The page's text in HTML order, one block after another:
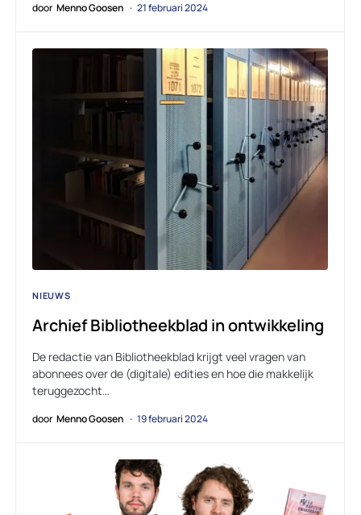
door Menno Goosen 21 februari 2024
NIEUWS
Archief Bibliotheekblad in ontwikkeling
De redactie van Bibliotheekblad krijgt veel vragen van
abonnees over de (digitale) edities en hoe die makkelijk
teruggezocht…
door Menno Goosen 19 februari 2024